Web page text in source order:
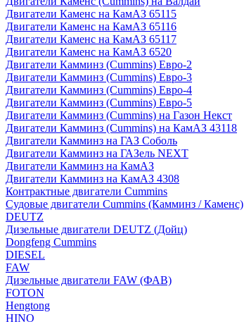
Двигатели Каменс на КамАЗ 65115
Двигатели Каменс на КамАЗ 65116
Двигатели Каменс на КамАЗ 65117
Двигатели Каменс на КамАЗ 6520
Двигатели Камминз (Cummins) Евро-2
Двигатели Камминз (Cummins) Евро-3
Двигатели Камминз (Cummins) Евро-4
Двигатели Камминз (Cummins) Евро-5
Двигатели Камминз (Cummins) на Газон Некст
Двигатели Камминз (Cummins) на КамАЗ 43118
Двигатели Камминз на ГАЗ Соболь
Двигатели Камминз на ГАЗель NEXT
Двигатели Камминз на КамАЗ
Двигатели Камминз на КамАЗ 4308
Контрактные двигатели Cummins
Судовые двигатели Cummins (Камминз / Каменс)
DEUTZ
Дизельные двигатели DEUTZ (Дойц)
Dongfeng Cummins
DIESEL
FAW
Дизельные двигатели FAW (ФАВ)
FOTON
Hengtong
HINO